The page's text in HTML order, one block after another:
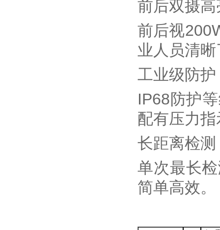
前后双摄
前后视
业人员清
工业级防护
IP68防护
配有压力
长距离检测
单次最长
简单高效。